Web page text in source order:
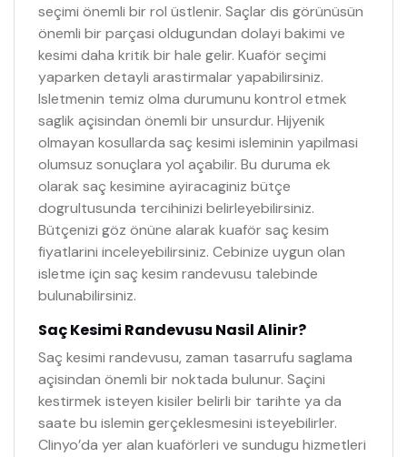
seçimi önemli bir rol üstlenir. Saçlar dis görünüsün
önemli bir parçasi oldugundan dolayi bakimi ve
kesimi daha kritik bir hale gelir. Kuaför seçimi
yaparken detayli arastirmalar yapabilirsiniz.
Isletmenin temiz olma durumunu kontrol etmek
saglik açisindan önemli bir unsurdur. Hijyenik
olmayan kosullarda saç kesimi isleminin yapilmasi
olumsuz sonuçlara yol açabilir. Bu duruma ek
olarak saç kesimine ayiracaginiz bütçe
dogrultusunda tercihinizi belirleyebilirsiniz.
Bütçenizi göz önüne alarak kuaför saç kesim
fiyatlarini inceleyebilirsiniz. Cebinize uygun olan
isletme için saç kesim randevusu talebinde
bulunabilirsiniz.
Saç Kesimi Randevusu Nasil Alinir?
Saç kesimi randevusu, zaman tasarrufu saglama
açisindan önemli bir noktada bulunur. Saçini
kestirmek isteyen kisiler belirli bir tarihte ya da
saate bu islemin gerçeklesmesini isteyebilirler.
Clinyo’da yer alan kuaförleri ve sundugu hizmetleri